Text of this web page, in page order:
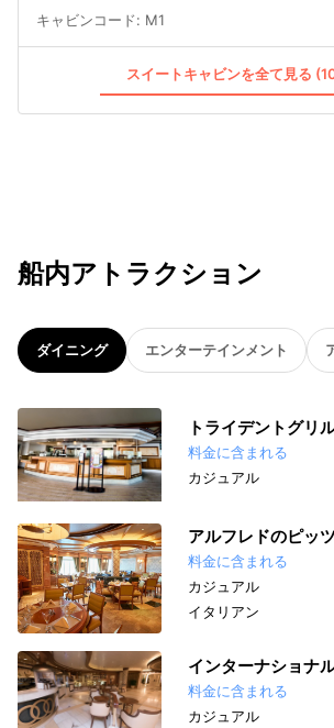
キャビンコード: M1
スイートキャビンを全て見る
船内アトラクション
ダイニング エンターテインメント
トライデントグリ
料金に含まれる
カジュアル
アルフレドのピッ
料金に含まれる
カジュアル
イタリアン
インターナショナ
料金に含まれる
カジュアル